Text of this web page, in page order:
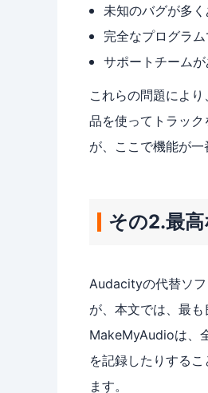
未知のバグが多
完全なプログラ
サポートチームが
これらの問題によ
品を使ってトラッ
が、ここで機能が一
その2.最
Audacityの代替ソフ
が、本文では、最
MakeMyAudioは、
を記録したりする
ます。